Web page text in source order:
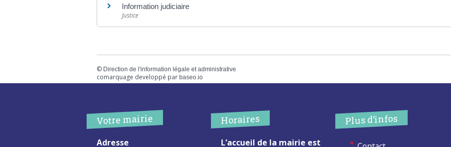
Information judiciaire
Justice
© Direction de l'information légale et administrative
comarquage developpé par baseo.io
Votre mairie
Adresse
Horaires
L’accueil de la mairie est
Plus d’infos